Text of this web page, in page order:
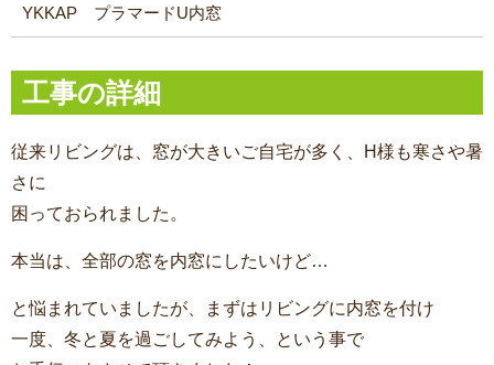
YKKAP プラマードU内窓
工事の詳細
従来リビングは、窓が大きいご自宅が多く、H様も寒さや暑
さに
困っておられました。
本当は、全部の窓を内窓にしたいけど…
と悩まれていましたが、まずはリビングに内窓を付け
一度、冬と夏を過ごしてみよう、という事で